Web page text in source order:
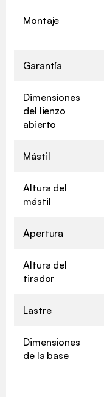
Montaje
Garantía
Dimensiones
del lienzo
abierto
Mástil
Altura del
mástil
Apertura
Altura del
tirador
Lastre
Dimensiones
de la base